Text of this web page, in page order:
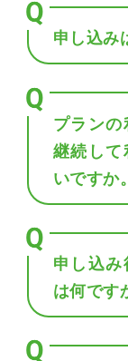
申し込み
プランの
継続して
いですか。
申し込み
は何です